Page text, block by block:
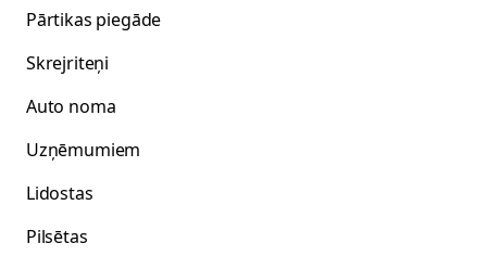
Pārtikas piegāde
Skrejriteņi
Auto noma
Uzņēmumiem
Lidostas
Pilsētas